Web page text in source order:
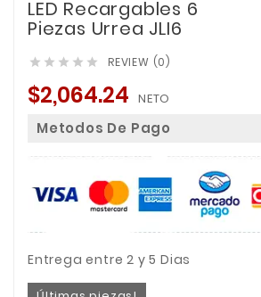
LED Recargables 6
Piezas Urrea JLI6
     REVIEW (0)
$2,064.24 NETO
Metodos De Pago
Entrega entre 2 y 5 Dias